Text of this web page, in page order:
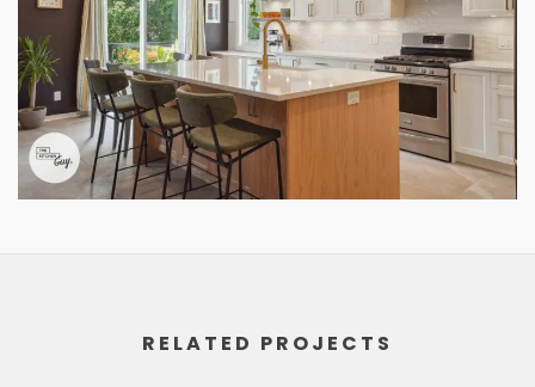
RELATED PROJECTS